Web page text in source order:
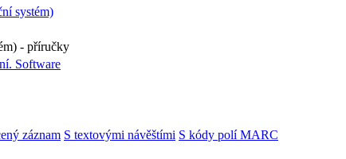
systém)
- příručky
Software
záznam S textovými návěštími S kódy polí MARC